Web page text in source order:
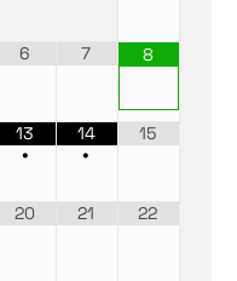
6 7 8
13
•
14
•
15
20 21 22